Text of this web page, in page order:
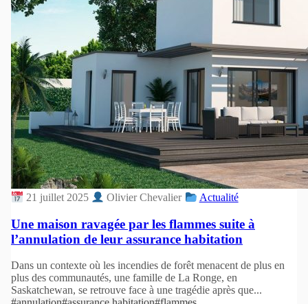
21 juillet 2025 Olivier Chevalier Actualité
Une maison ravagée par les flammes suite à
l’annulation de leur assurance habitation
Dans un contexte où les incendies de forêt menacent de plus en
plus des communautés, une famille de La Ronge, en
Saskatchewan, se retrouve face à une tragédie après que...